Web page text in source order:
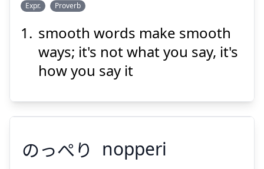
いよう
Show answer
Suspend
Expr. Proverb
smooth words make smooth
ways; it's not what you say, it's
how you say it
のっぺり nopperi